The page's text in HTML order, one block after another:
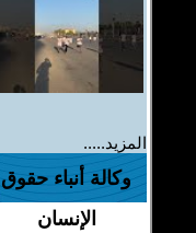
المزيد.....
وكالة أنباء حقوق
الإنسان